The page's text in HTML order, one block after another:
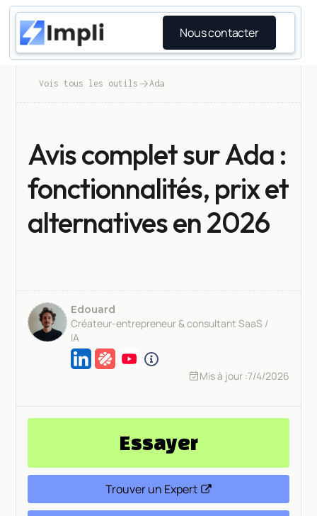
Nous contacter
Vois tous les outils Ada
Avis complet sur Ada :
fonctionnalités, prix et
alternatives en 2026
Edouard
Créateur-entrepreneur & consultant SaaS /
IA
Mis à jour :7/4/2026
Essayer
Trouver un Expert